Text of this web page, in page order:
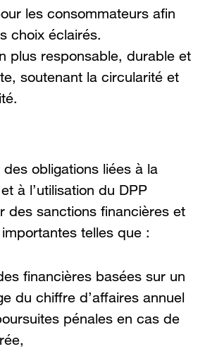
les consommateurs afin
choix éclairés.
plus responsable, durable et
soutenant la circularité et
obligations liées à la
à l’utilisation du DPP
des sanctions financières et
telles que :
financières basées sur un
du chiffre d’affaires annuel
pénales en cas de